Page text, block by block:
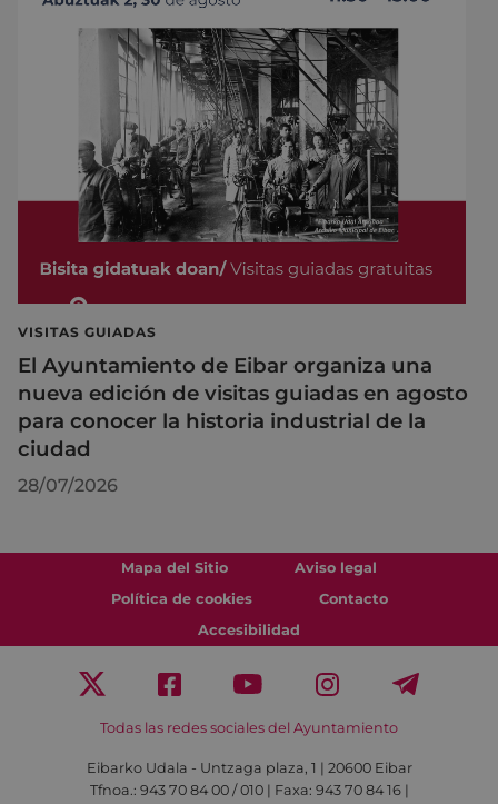
VISITAS GUIADAS
El Ayuntamiento de Eibar organiza una
nueva edición de visitas guiadas en agosto
para conocer la historia industrial de la
ciudad
28/07/2026
Mapa del Sitio
Aviso legal
Política de cookies
Contacto
Accesibilidad
Todas las redes sociales del Ayuntamiento
Eibarko Udala - Untzaga plaza, 1 | 20600 Eibar
Tfnoa.: 943 70 84 00 / 010 | Faxa: 943 70 84 16 |